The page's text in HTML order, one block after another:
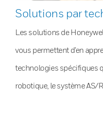
Solutions par
Les solutions de
vous permettent d’en
technologies spécifiques
robotique, le système AS/